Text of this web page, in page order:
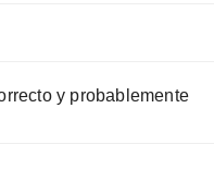
y probablemente